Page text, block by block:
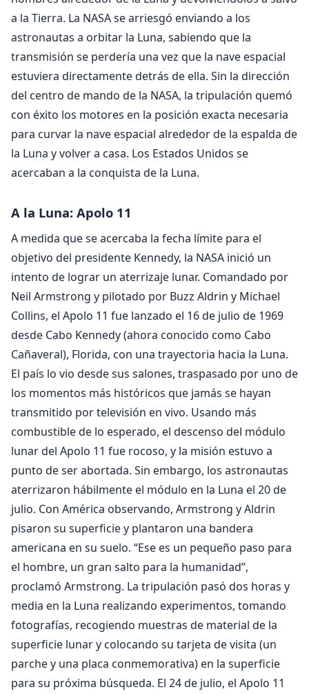
a la Tierra. La NASA se arriesgó enviando a los
astronautas a orbitar la Luna, sabiendo que la
transmisión se perdería una vez que la nave espacial
estuviera directamente detrás de ella. Sin la dirección
del centro de mando de la NASA, la tripulación quemó
con éxito los motores en la posición exacta necesaria
para curvar la nave espacial alrededor de la espalda de
la Luna y volver a casa. Los Estados Unidos se
acercaban a la conquista de la Luna.
A la Luna: Apolo 11
A medida que se acercaba la fecha límite para el
objetivo del presidente Kennedy, la NASA inició un
intento de lograr un aterrizaje lunar. Comandado por
Neil Armstrong y pilotado por Buzz Aldrin y Michael
Collins, el Apolo 11 fue lanzado el 16 de julio de 1969
desde Cabo Kennedy (ahora conocido como Cabo
Cañaveral), Florida, con una trayectoria hacia la Luna.
El país lo vio desde sus salones, traspasado por uno de
los momentos más históricos que jamás se hayan
transmitido por televisión en vivo. Usando más
combustible de lo esperado, el descenso del módulo
lunar del Apolo 11 fue rocoso, y la misión estuvo a
punto de ser abortada. Sin embargo, los astronautas
aterrizaron hábilmente el módulo en la Luna el 20 de
julio. Con América observando, Armstrong y Aldrin
pisaron su superficie y plantaron una bandera
americana en su suelo. “Ese es un pequeño paso para
el hombre, un gran salto para la humanidad”,
proclamó Armstrong. La tripulación pasó dos horas y
media en la Luna realizando experimentos, tomando
fotografías, recogiendo muestras de material de la
superficie lunar y colocando su tarjeta de visita (un
parche y una placa conmemorativa) en la superficie
para su próxima búsqueda. El 24 de julio, el Apolo 11